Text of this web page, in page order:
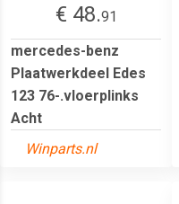
€ 48.91
mercedes-benz
Plaatwerkdeel Edes
123 76-.vloerplinks
Acht
Winparts.nl